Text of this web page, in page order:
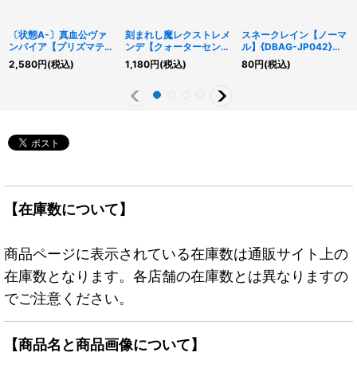
〔状態A-〕真血公ヴァ
ンパイア【プリズマティ
ックシークレット】
{BACH-JP045}《エク
2,580円(税込)
刻まれし魔レクストレメ
ンデ【クォーターセンチ
ュリーシークレット】
{SUDA-JP037}《融
1,180円(税込)
スネークレイン【ノーマ
ル】{DBAG-JP042}
《魔法》
80円(税込)
【在庫数について】
商品ページに表示されている在庫数は通販サイト上の
在庫数となります。各店舗の在庫数とは異なりますの
でご注意ください。
【商品名と商品画像について】